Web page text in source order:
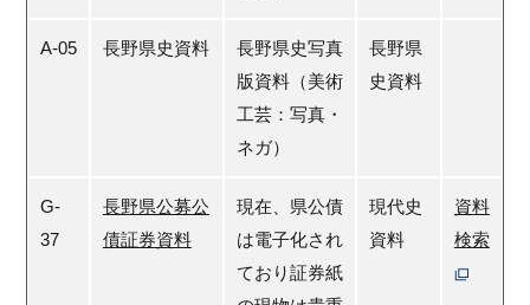
A-05 長野県史資料
長野県史写真
版資料（美術
工芸：写真・
ネガ）
長野県
史資料
G-
37
長野県公募公
債証券資料
現在、県公債
は電子化され
ており証券紙
現代史
資料
資料
検索